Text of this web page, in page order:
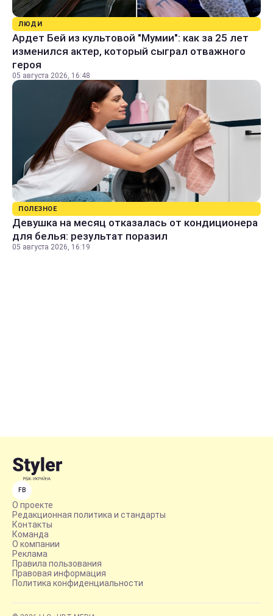
ЛЮДИ
Ардет Бей из культовой "Мумии": как за 25 лет
изменился актер, который сыграл отважного
героя
05 августа 2026, 16:48
ПОЛЕЗНОЕ
Девушка на месяц отказалась от кондиционера
для белья: результат поразил
05 августа 2026, 16:19
FB
О проекте
Редакционная политика и стандарты
Контакты
Команда
О компании
Реклама
Правила пользования
Правовая информация
Политика конфиденциальности